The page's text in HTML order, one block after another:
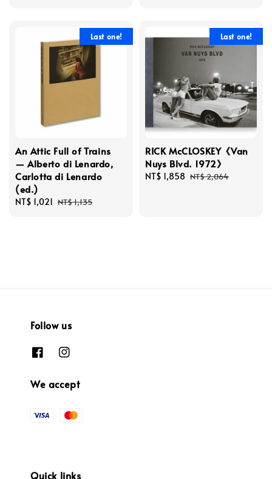
Last one!
An Attic Full of Trains
— Alberto di Lenardo,
Carlotta di Lenardo
(ed.)
Sale
NT$ 1,021 Regular
NT$ 1,135
Last one!
RICK McCLOSKEY《Van
Nuys Blvd. 1972》
Sale
NT$ 1,858 Regular
NT$ 2,064
Follow us
We accept
Quick links